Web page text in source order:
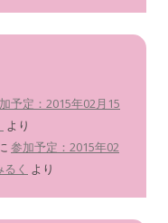
予定：2015年02月15
より
参加予定：2015年02
く より